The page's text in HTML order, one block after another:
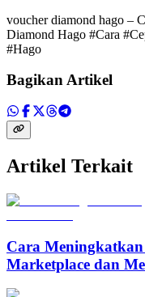
voucher diamond hago –
Diamond Hago #Cara
#Hago
Bagikan Artikel
Artikel Terkait
Cara
Marketplace dan